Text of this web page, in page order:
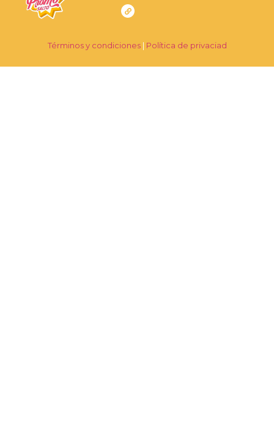
Términos y condiciones| Política de privaciad